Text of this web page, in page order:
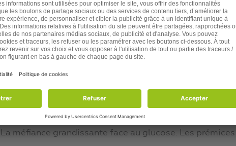
Vous évitez ainsi les « pics de glucose » sanguin,
cardiovasculaires…
Puis ce fut la mode du régime « paléo », ou
chasseurs-cueilleurs…
Une logique derrière tout cela : toujours
Derrière ces apparents mouvements de balancier, on
La méfiance grandissante face au glucose. Les